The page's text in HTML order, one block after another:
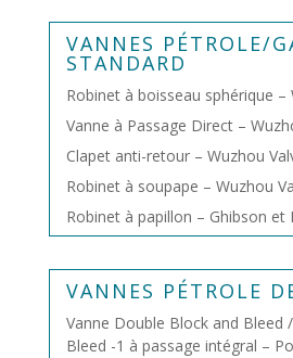
VANNES PÉTROLE/
STANDARD
Robinet à boisseau sphérique –
Vanne à Passage Direct –
Clapet anti-retour – Wuzhou
Robinet à soupape – Wuzhou
Robinet à papillon – Ghibson et
VANNES PÉTROLE
Vanne Double Block and Bleed
Bleed -1 à passage intégral –